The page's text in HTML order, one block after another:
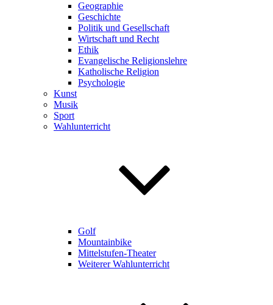
Geographie
Geschichte
Politik und Gesellschaft
Wirtschaft und Recht
Ethik
Evangelische Religionslehre
Katholische Religion
Psychologie
Kunst
Musik
Sport
Wahlunterricht
Golf
Mountainbike
Mittelstufen-Theater
Weiterer Wahlunterricht